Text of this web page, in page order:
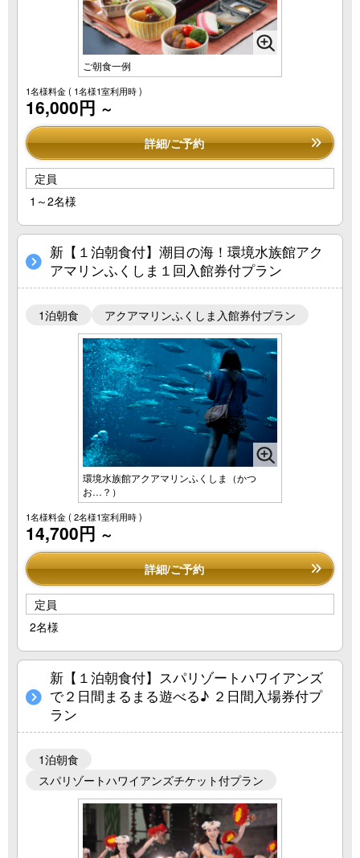
ご朝食一例
1名様料金( 1名様1室利用時 )
16,000円 ～
詳細/ご予約
定員
1～2名様
新【１泊朝食付】潮目の海！環境水族館アク
アマリンふくしま１回入館券付プラン
1泊朝食 アクアマリンふくしま入館券付プラン
環境水族館アクアマリンふくしま（かつ
お…？）
1名様料金( 2名様1室利用時 )
14,700円 ～
詳細/ご予約
定員
2名様
新【１泊朝食付】スパリゾートハワイアンズ
で２日間まるまる遊べる♪ ２日間入場券付プ
ラン
1泊朝食
スパリゾートハワイアンズチケット付プラン